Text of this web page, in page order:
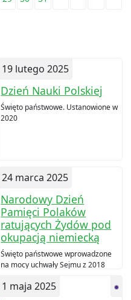
19 lutego 2025
Dzień Nauki Polskiej
Święto państwowe. Ustanowione w
2020
24 marca 2025
Narodowy Dzień
Pamięci Polaków
ratujących Żydów pod
okupacją niemiecką
Święto państwowe wprowadzone
na mocy uchwały Sejmu z 2018
1 maja 2025